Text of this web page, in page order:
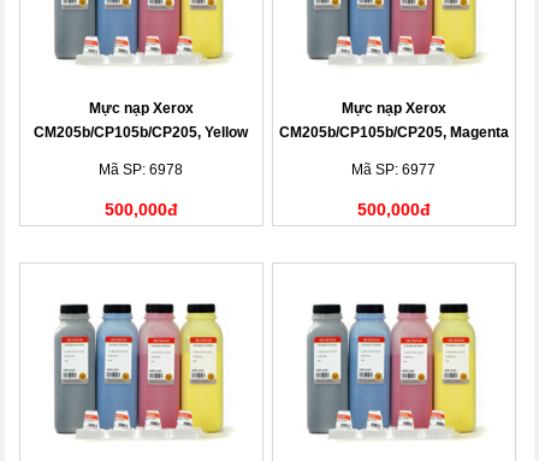
Mực nạp Xerox
CM205b/CP105b/CP205, Yellow
Mã SP: 6978
500,000đ
Mực nạp Xerox
CM205b/CP105b/CP205, Magenta
Mã SP: 6977
500,000đ